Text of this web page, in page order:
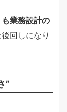
業務設計の
回しになり
”